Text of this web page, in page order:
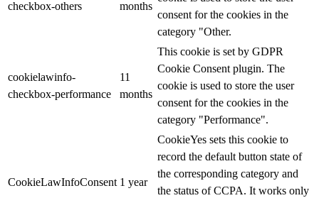
checkbox-others
months
consent for the cookies in the
category "Other.
cookielawinfo-
checkbox-performance
11
months
This cookie is set by GDPR
Cookie Consent plugin. The
cookie is used to store the user
consent for the cookies in the
category "Performance".
CookieLawInfoConsent 1 year
CookieYes sets this cookie to
record the default button state of
the corresponding category and
the status of CCPA. It works only